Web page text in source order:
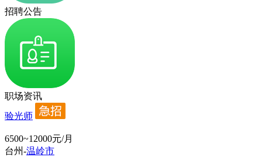
招聘公告
职场资讯
验光师
6500~12000元/月
台州-温岭市